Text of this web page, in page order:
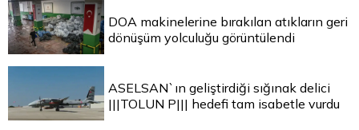
DOA makinelerine bırakılan atıkların geri
dönüşüm yolculuğu görüntülendi
ASELSAN`ın geliştirdiği sığınak delici
|||TOLUN P||| hedefi tam isabetle vurdu